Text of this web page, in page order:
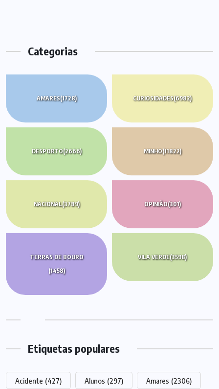
Categorias
AMARES(1728) CURIOSIDADES(6982)
DESPORTO(2666) MINHO(11822)
NACIONAL(3789) OPINIÃO(301)
TERRAS DE BOURO
(1458)
VILA VERDE(3598)
Etiquetas populares
Acidente (427) Alunos (297) Amares (2306)